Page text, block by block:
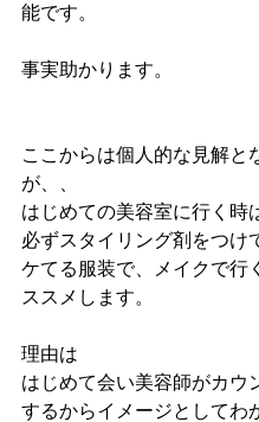
能です。
事実助かります。
ここからは個人的な見解と
が、、
はじめての美容室に行く時
必ずスタイリング剤をつけ
ケてる服装で、メイクで行
ススメします。
理由は
はじめて会い美容師がカウ
するからイメージとしてわ